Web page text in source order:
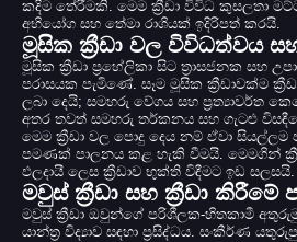
කදිම තේරීමකි. මෙම ක්‍රීඩා විවිධ කුසලතා
අභියෝග සහ තේමා රාශියක් ඉදිරිපත් කරයි.
මූසික ක්‍රීඩා වල විවිධත්වය සහ
මූසික ක්‍රීඩා ප්‍රහේලිකා සිට ත්‍රාසජනක සහ
පරාසයක පැමිණේ. සෑම මූසික ක්‍රීඩාවක්ම
ලබා දෙයි; සමහරු වේගය සහ ප්‍රත්‍යාවර්ත
අතර තවත් සමහරු තර්කනය සහ ගැටළු
මෙම ක්‍රීඩා වල පොදු දෙය නම් ඒවා
පමණක් පාලනය කළ හැකි වීමයි. මෙමගින්
ඵලදායී ලෙස ක්‍රීඩාව භුක්ති විඳීමට ඉඩ සලසයි.
මවුස් ක්‍රීඩා සහ ක්‍රීඩා කිරීමේ
මවුස් ක්‍රීඩා ඔවුන්ගේ පරිශීලක-හිතකාමී
යාන්ත්‍ර විද්‍යාව සඳහා ප්‍රසිද්ධය. සංකීර්ණ